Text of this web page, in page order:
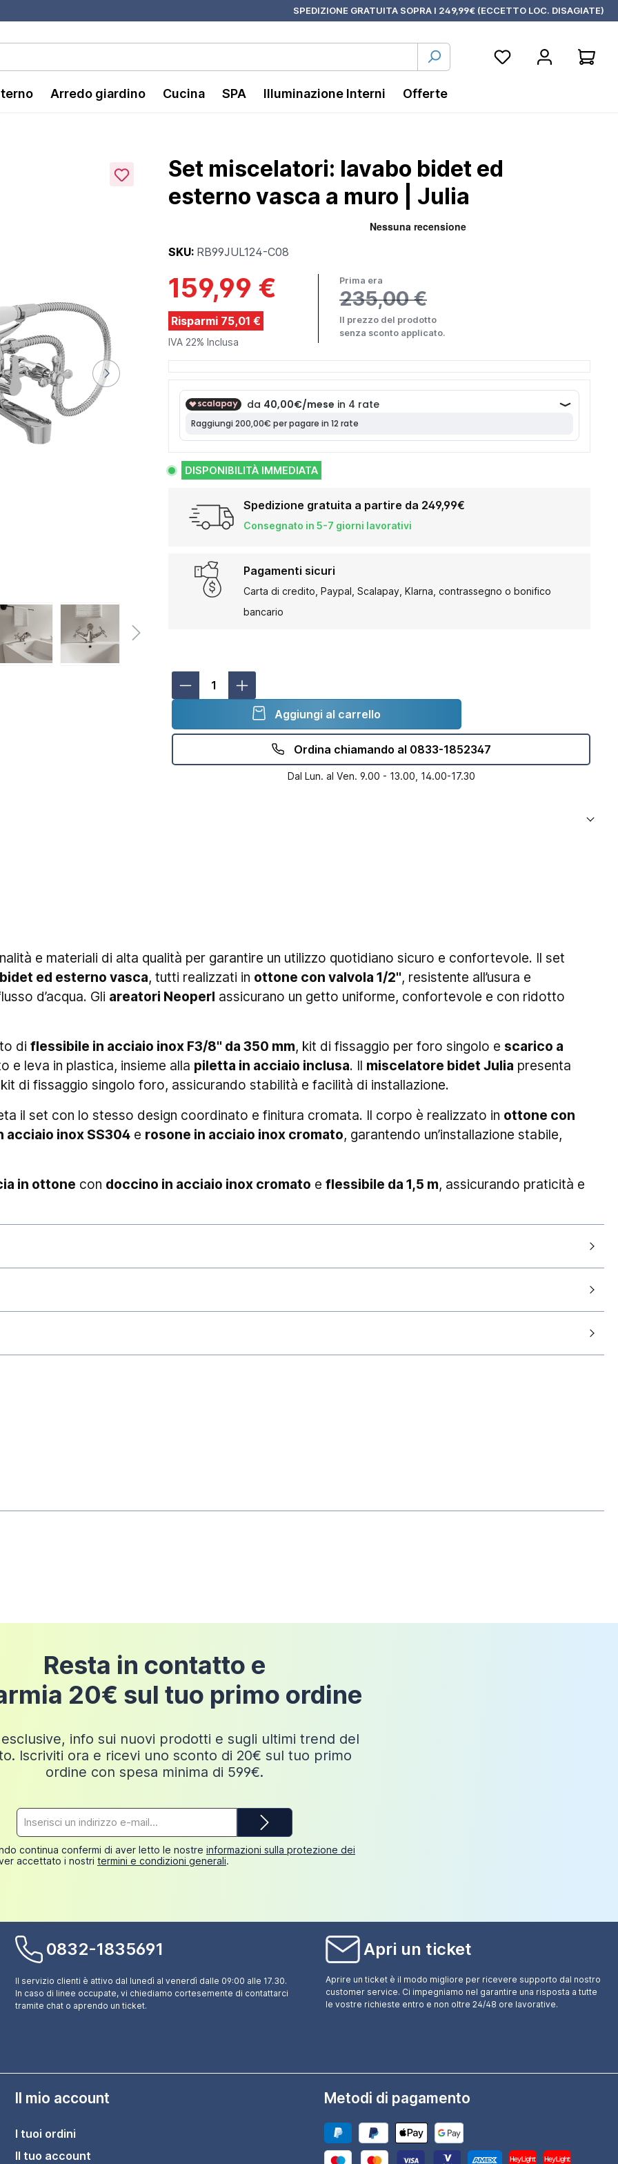
SPEDIZIONE GRATUITA SOPRA I 249,99€ (ECCETTO LOC. DISAGIATE)
Arredo giardino Cucina SPA Illuminazione Interni Offerte
Set miscelatori: lavabo bidet ed
esterno vasca a muro | Julia
SKU: RB99JUL124-C08
159,99 €
Risparmi 75,01 €
Prima era
235,00 €
Il prezzo del prodotto
senza sconto applicato.
IVA 22% Inclusa
DISPONIBILITÀ IMMEDIATA
Spedizione gratuita a partire da 249,99€
Consegnato in 5-7 giorni lavorativi
Pagamenti sicuri
Carta di credito, Paypal, Scalapay, Klarna, contrassegno o bonifico
bancario
Aggiungi al carrello
Ordina chiamando al 0833-1852347
Dal Lun. al Ven. 9.00 - 13.00, 14.00-17.30
e materiali di alta qualità per garantire un utilizzo quotidiano sicuro e confortevole. Il set
ed esterno vasca, tutti realizzati in ottone con valvola 1/2", resistente all’usura e
d’acqua. Gli areatori Neoperl assicurano un getto uniforme, confortevole e con ridotto
di flessibile in acciaio inox F3/8" da 350 mm, kit di fissaggio per foro singolo e scarico a
e leva in plastica, insieme alla piletta in acciaio inclusa. Il miscelatore bidet Julia presenta
di fissaggio singolo foro, assicurando stabilità e facilità di installazione.
il set con lo stesso design coordinato e finitura cromata. Il corpo è realizzato in ottone con
acciaio inox SS304 e rosone in acciaio inox cromato, garantendo un’installazione stabile,
in ottone con doccino in acciaio inox cromato e flessibile da 1,5 m, assicurando praticità e
Cromato
che i
Eventi quali, ad esempio, l'elevato traffico di merci sul territorio nazionale in particolari
festività in genere) piuttosto che tumulti sindacali nel settore trasporti, possono incidere sulle
dalla data di consegna
Resta in contatto e
20€ sul tuo primo ordine
info sui nuovi prodotti e sugli ultimi trend del
Iscriviti ora e ricevi uno sconto di 20€ sul tuo primo
ordine con spesa minima di 599€.
e-
mail*
continua confermi di aver letto le nostre informazioni sulla protezione dei
accettato i nostri termini e condizioni generali.
0832-1835691
Il servizio clienti è attivo dal lunedì al venerdì dalle 09:00 alle 17.30.
In caso di linee occupate, vi chiediamo cortesemente di contattarci
tramite chat o aprendo un ticket.
Apri un ticket
Aprire un ticket è il modo migliore per ricevere supporto dal nostro
customer service. Ci impegniamo nel garantire una risposta a tutte
le vostre richieste entro e non oltre 24/48 ore lavorative.
Il mio account
I tuoi ordini
Il tuo account
Metodi di pagamento